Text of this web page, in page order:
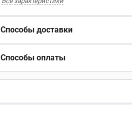
Способы доставки
Способы оплаты